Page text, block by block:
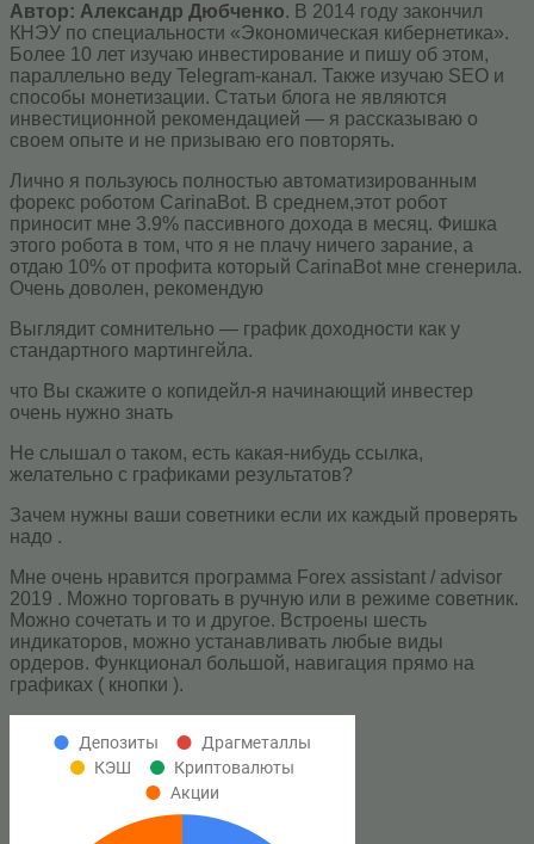
Автор: Александр Дюбченко. В 2014 году закончил
КНЭУ по специальности «Экономическая кибернетика».
Более 10 лет изучаю инвестирование и пишу об этом,
параллельно веду Telegram-канал. Также изучаю SEO и
способы монетизации. Статьи блога не являются
инвестиционной рекомендацией — я рассказываю о
своем опыте и не призываю его повторять.
Лично я пользуюсь полностью автоматизированным
форекс роботом CarinaBot. В среднем,этот робот
приносит мне 3.9% пассивного дохода в месяц. Фишка
этого робота в том, что я не плачу ничего зарание, а
отдаю 10% от профита который CarinaBot мне сгенерила.
Очень доволен, рекомендую
Выглядит сомнительно — график доходности как у
стандартного мартингейла.
что Вы скажите о копидейл-я начинающий инвестер
очень нужно знать
Не слышал о таком, есть какая-нибудь ссылка,
желательно с графиками результатов?
Зачем нужны ваши советники если их каждый проверять
надо .
Мне очень нравится программа Forex assistant / advisor
2019 . Можно торговать в ручную или в режиме советник.
Можно сочетать и то и другое. Встроены шесть
индикаторов, можно устанавливать любые виды
ордеров. Функционал большой, навигация прямо на
графиках ( кнопки ).